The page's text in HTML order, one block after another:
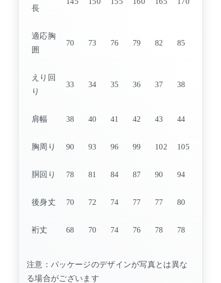
長
適応胸
囲
70 73 76 79 82 85
えり回
り
33 34 35 36 37 38
肩幅 38 40 41 42 43 44
胸周り 90 93 96 99 102 105
胴回り 78 81 84 87 90 94
後身丈 70 72 74 77 77 80
裄丈 68 70 74 76 78 78
注意：パッケージのデザインが写真とは異な
る場合がございます